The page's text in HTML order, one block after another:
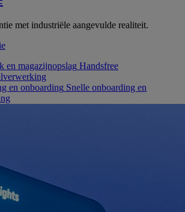
met industriële aangevulde realiteit.
en magazijnopslag Handsfree
en onboarding Snelle onboarding en